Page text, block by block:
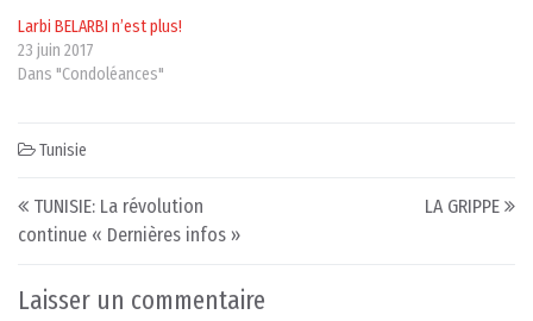
Larbi BELARBI n’est plus!
23 juin 2017
Dans "Condoléances"
Tunisie
Post navigation
TUNISIE: La révolution
continue « Dernières infos »
LA GRIPPE
Laisser un commentaire